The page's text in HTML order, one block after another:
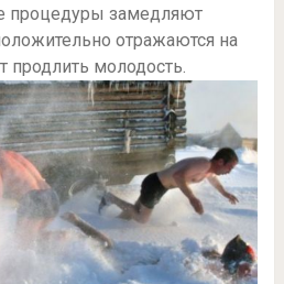
процедуры замедляют
отражаются на
продлить молодость.